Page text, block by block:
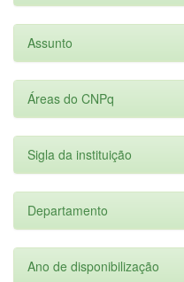
Assunto
Áreas do CNPq
Sigla da instituição
Departamento
Ano de disponibilização